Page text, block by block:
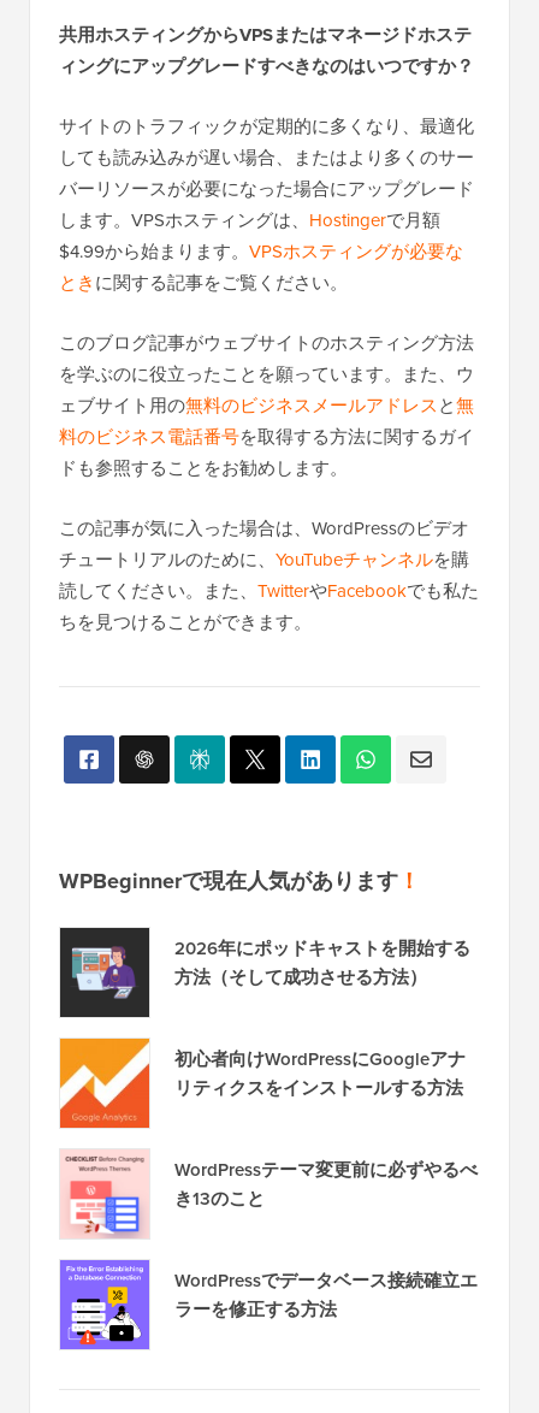
共用ホスティングからVPSまたはマネージドホステ
ィングにアップグレードすべきなのはいつですか？
サイトのトラフィックが定期的に多くなり、最適化
しても読み込みが遅い場合、またはより多くのサー
バーリソースが必要になった場合にアップグレード
します。VPSホスティングは、 Hostingerで月額
$4.99から始まります。 VPSホスティングが必要な
ときに関する記事をご覧ください。
このブログ記事がウェブサイトのホスティング方法
を学ぶのに役立ったことを願っています。また、ウ
ェブサイト用の無料のビジネスメールアドレスと無
料のビジネス電話番号を取得する方法に関するガイ
ドも参照することをお勧めします。
この記事が気に入った場合は、WordPressのビデオ
チュートリアルのために、 YouTubeチャンネルを購
読してください。また、 TwitterやFacebookでも私た
ちを見つけることができます。
WPBeginnerで現在人気があります ！
2026年にポッドキャストを開始する
方法（そして成功させる方法）
初心者向けWordPressにGoogleアナ
リティクスをインストールする方法
WordPressテーマ変更前に必ずやるべ
き13のこと
WordPressでデータベース接続確立エ
ラーを修正する方法